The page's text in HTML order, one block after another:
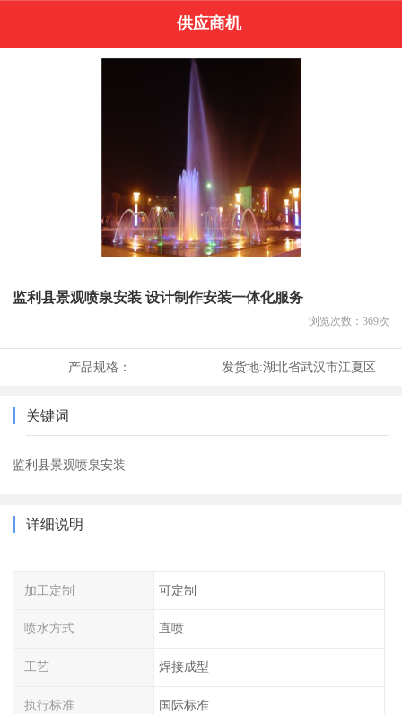
供应商机
监利县景观喷泉安装 设计制作安装一体化服务
浏览次数： 369次
产品规格： 发货地:湖北省武汉市江夏区
关键词
监利县景观喷泉安装
详细说明
加工定制 可定制
喷水方式 直喷
工艺 焊接成型
执行标准 国际标准